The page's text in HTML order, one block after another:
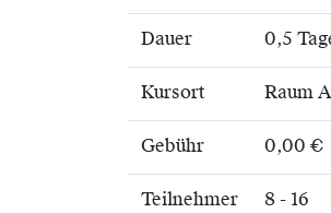
Dauer 0,5
Kursort Raum A
Gebühr 0,00 €
Teilnehmer 8 - 16